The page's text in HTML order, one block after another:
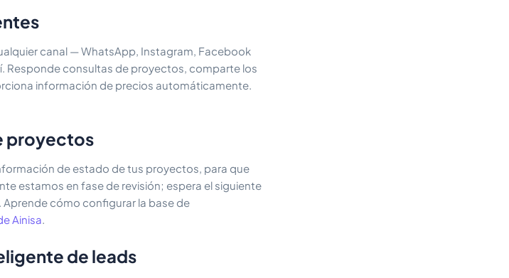
canal — WhatsApp, Instagram, Facebook
Responde consultas de proyectos, comparte los
información de precios automáticamente.
proyectos
de estado de tus proyectos, para que
estamos en fase de revisión; espera el siguiente
cómo configurar la base de
Ainisa.
de leads